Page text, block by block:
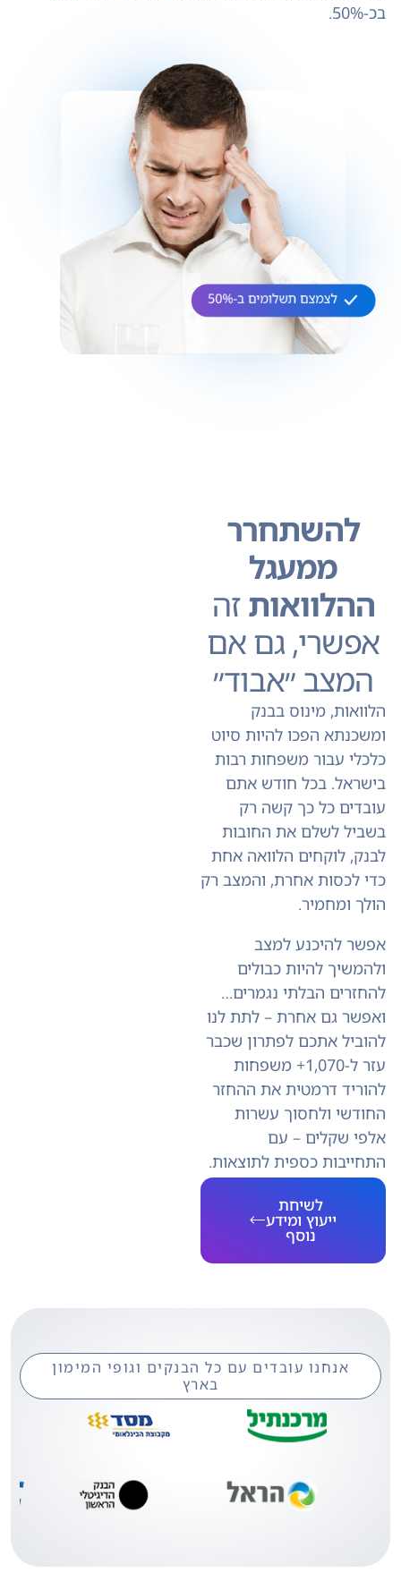
בכ-50%.
להשתחרר
ממעגל
ההלוואותזה
אפשרי, גם אם
המצב ״אבוד״
הלוואות, מינוס בבנק
ומשכנתא הפכו להיות סיוט
כלכלי עבור משפחות רבות
בישראל. בכל חודש אתם
עובדים כל כך קשה רק
בשביל לשלם את החובות
לבנק, לוקחים הלוואה אחת
כדי לכסות אחרת, והמצב רק
הולך ומחמיר.
אפשר להיכנע למצב
ולהמשיך להיות כבולים
להחזרים הבלתי נגמרים…
ואפשר גם אחרת – לתת לנו
להוביל אתכם לפתרון שכבר
עזר ל-1,070+ משפחות
להוריד דרמטית את ההחזר
החודשי ולחסוך עשרות
אלפי שקלים – עם
התחייבות כספית לתוצאות.
לשיחת
ייעוץ ומידע
נוסף
אנחנו עובדים עם כל הבנקים וגופי המימון
בארץ